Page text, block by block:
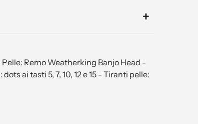
Pelle: Remo Weatherking Banjo Head -
ai tasti 5, 7, 10, 12 e 15 - Tiranti pelle: